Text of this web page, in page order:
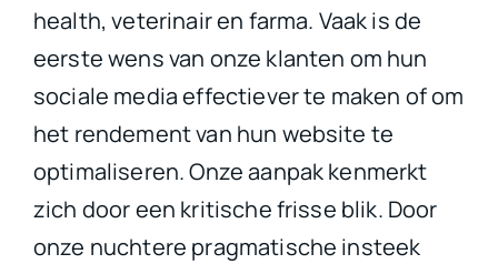
health, veterinair en farma. Vaak is de
eerste wens van onze klanten om hun
sociale media effectiever te maken of om
het rendement van hun website te
optimaliseren. Onze aanpak kenmerkt
zich door een kritische frisse blik. Door
onze nuchtere pragmatische insteek